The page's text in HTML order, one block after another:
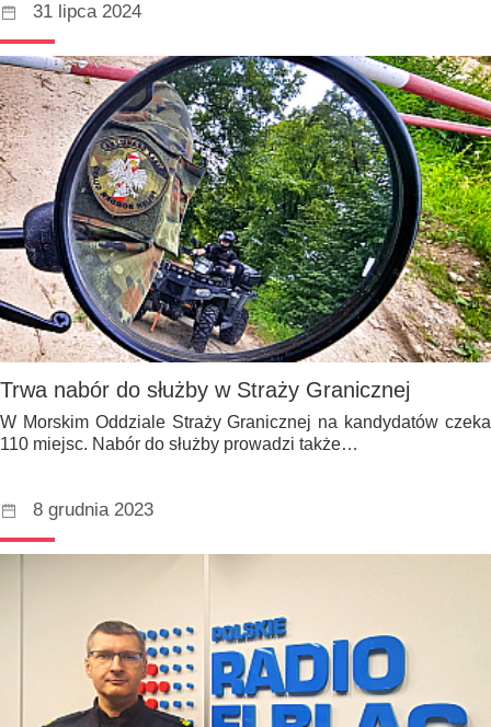
31 lipca 2024
Trwa nabór do służby w Straży Granicznej
W Morskim Oddziale Straży Granicznej na kandydatów czeka
110 miejsc. Nabór do służby prowadzi także…
8 grudnia 2023